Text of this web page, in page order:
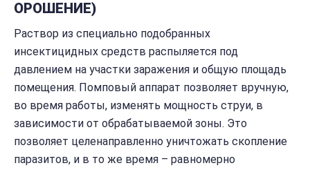
ОРОШЕНИЕ)
Раствор из специально подобранных
инсектицидных средств распыляется под
давлением на участки заражения и общую площадь
помещения. Помповый аппарат позволяет вручную,
во время работы, изменять мощность струи, в
зависимости от обрабатываемой зоны. Это
позволяет целенаправленно уничтожать скопление
паразитов, и в то же время – равномерно